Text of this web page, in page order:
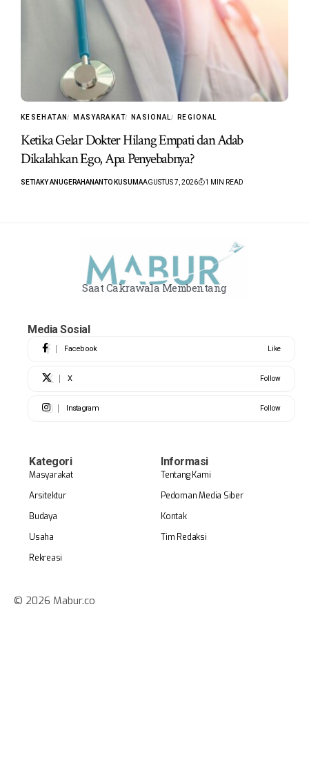
KESEHATAN MASYARAKAT NASIONAL REGIONAL
Ketika Gelar Dokter Hilang Empati dan Adab
Dikalahkan Ego, Apa Penyebabnya?
SETIAKY ANUGERAHANANTO KUSUMAAGUSTUS 7, 2026 1 MIN READ
Saat Cakrawala Membentang
Media Sosial
Facebook Like
X Follow
Instagram Follow
Kategori
Masyarakat
Arsitektur
Budaya
Usaha
Rekreasi
Informasi
Tentang Kami
Pedoman Media Siber
Kontak
Tim Redaksi
© 2026 Mabur.co